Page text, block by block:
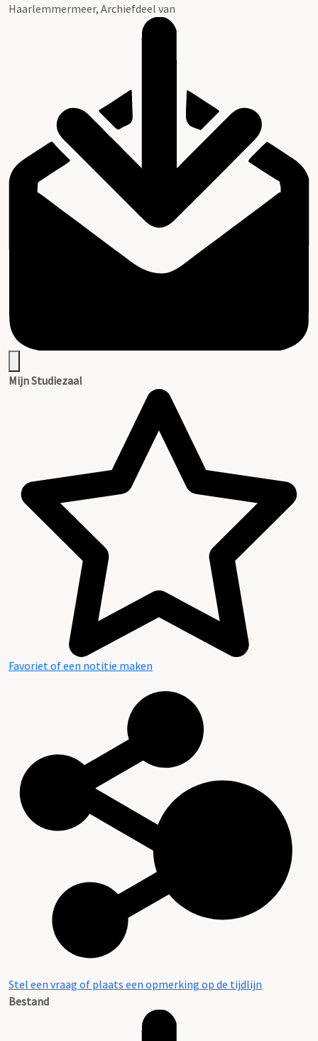
Haarlemmermeer, Archiefdeel van
Mijn Studiezaal
Favoriet of een notitie maken
Stel een vraag of plaats een opmerking op de tijdlijn
Bestand